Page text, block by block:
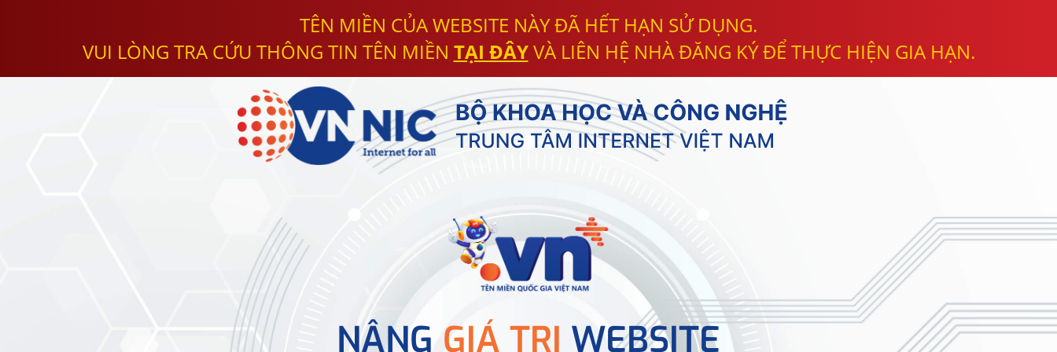
TÊN MIỀN CỦA WEBSITE NÀY ĐÃ HẾT HẠN SỬ DỤNG.
VUI LÒNG TRA CỨU THÔNG TIN TÊN MIỀN TẠI ĐÂYVÀ LIÊN HỆ NHÀ ĐĂNG KÝ ĐỂ THỰC HIỆN GIA HẠN.
NÂNG GIÁ TRỊ WEBSITE